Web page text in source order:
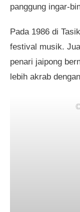
panggung ingar-
Pada 1986 di
festival musik.
penari jaipong
lebih akrab